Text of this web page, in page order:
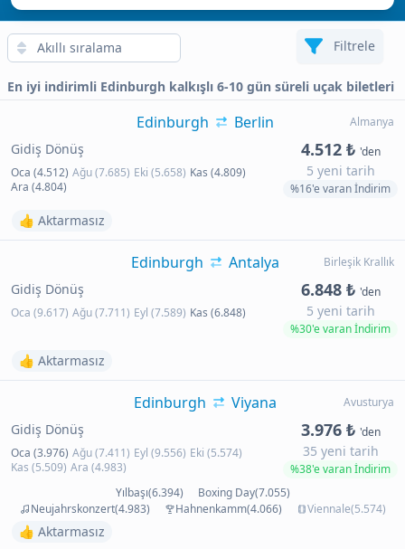
Filtrele
En iyi indirimli Edinburgh kalkışlı 6-10 gün süreli uçak biletleri
Almanya
Edinburgh Berlin
Gidiş Dönüş
Oca (4.512) Ağu (7.685) Eki (5.658) Kas (4.809)
Ara (4.804)
4.512 ₺ 'den
5 yeni tarih
%16'e varan İndirim
👍 Aktarmasız
Birleşik Krallık
Edinburgh Antalya
Gidiş Dönüş
Oca (9.617) Ağu (7.711) Eyl (7.589) Kas (6.848)
6.848 ₺ 'den
5 yeni tarih
%30'e varan İndirim
👍 Aktarmasız
Avusturya
Edinburgh Viyana
Gidiş Dönüş
Oca (3.976) Ağu (7.411) Eyl (9.556) Eki (5.574)
Kas (5.509) Ara (4.983)
3.976 ₺ 'den
35 yeni tarih
%38'e varan İndirim
Yılbaşı(6.394)
Boxing Day(7.055)
Neujahrskonzert(4.983)
Hahnenkamm(4.066) Viennale(5.574)
👍 Aktarmasız